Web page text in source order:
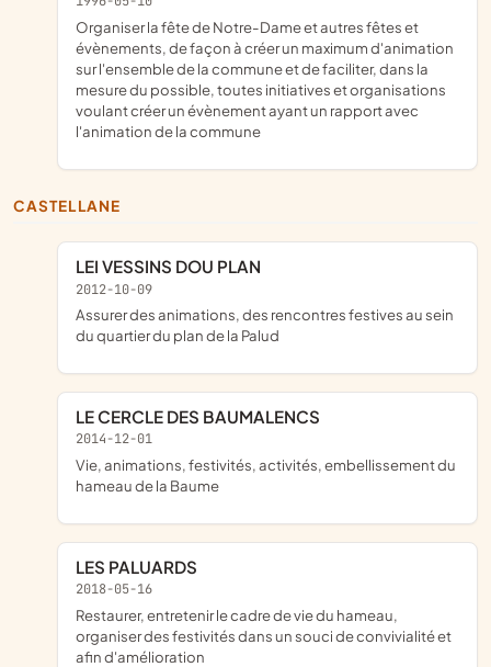
organiser la fête de Notre-Dame et autres fêtes et
évènements, de façon à créer un maximum d'animation
sur l'ensemble de la commune et de faciliter, dans la
mesure du possible, toutes initiatives et organisations
voulant créer un évènement ayant un rapport avec
l'animation de la commune
CASTELLANE
LEI VESSINS DOU PLAN
2012-10-09
assurer des animations, des rencontres festives au sein
du quartier du plan de la Palud
LE CERCLE DES BAUMALENCS
2014-12-01
vie, animations, festivités, activités, embellissement du
hameau de la Baume
LES PALUARDS
2018-05-16
restaurer, entretenir le cadre de vie du hameau,
organiser des festivités dans un souci de convivialité et
afin d'amélioration